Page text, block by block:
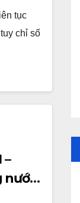
tục
chỉ số
nước